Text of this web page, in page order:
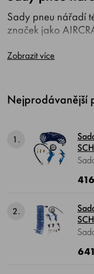
Sady pneu nářadí
značek jako
Zobrazit více
Nejprodávanější
1.
2.